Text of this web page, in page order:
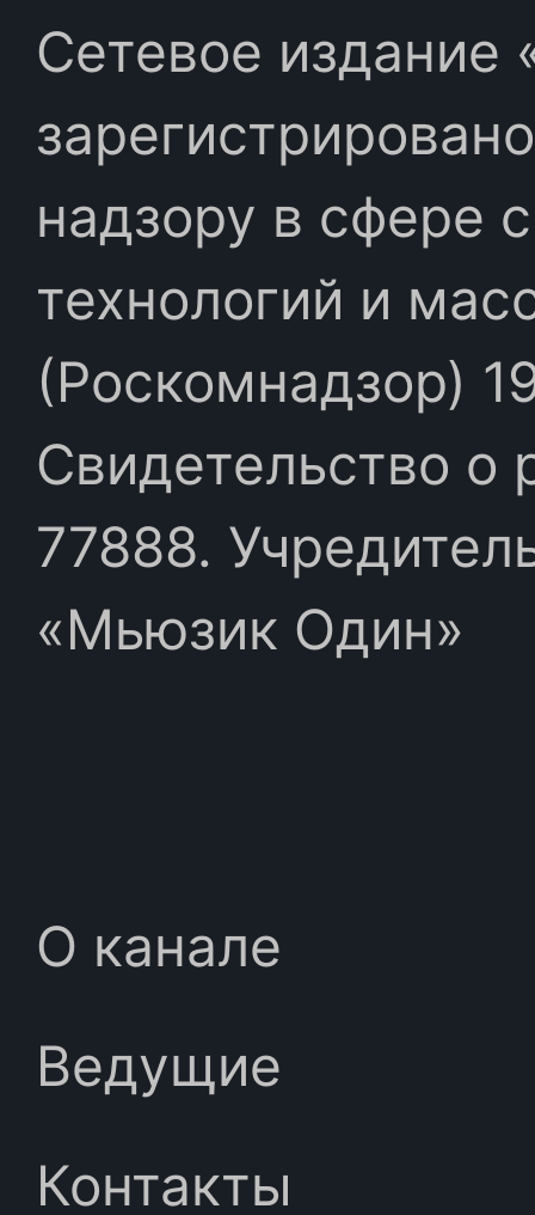
Сетевое издание
надзору в сфере
технологий и
(Роскомнадзор)
Свидетельство
77888.
«Мьюзик Один»
О канале
Ведущие
Контакты